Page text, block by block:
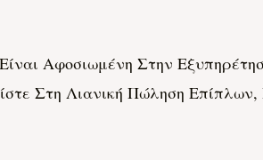
Αφοσιωμένη Στην
Στη Λιανική Πώληση